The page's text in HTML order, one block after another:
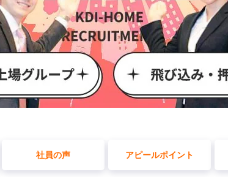
社員の声 アピールポイント